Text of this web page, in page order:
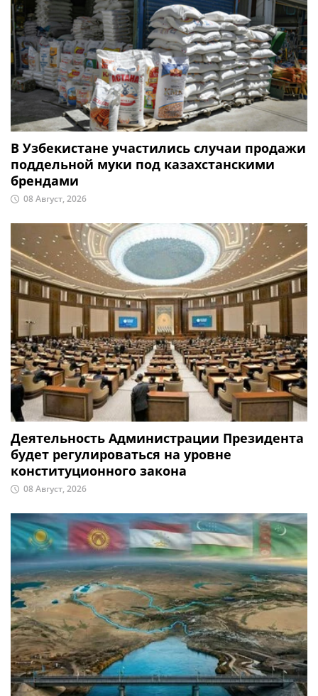
В Узбекистане участились случаи продажи
поддельной муки под казахстанскими
брендами
08 Август, 2026
Деятельность Администрации Президента
будет регулироваться на уровне
конституционного закона
08 Август, 2026